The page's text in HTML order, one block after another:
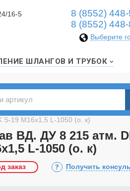
16-5
8 (8552)
8 (8552)
Выберите
ШЛАНГОВ И ТРУБОК
S-19 М16х1,5 L-1050 (о. к)
ВД. ДУ 8 215 атм.
L-1050 (о. к)
заказ Получить